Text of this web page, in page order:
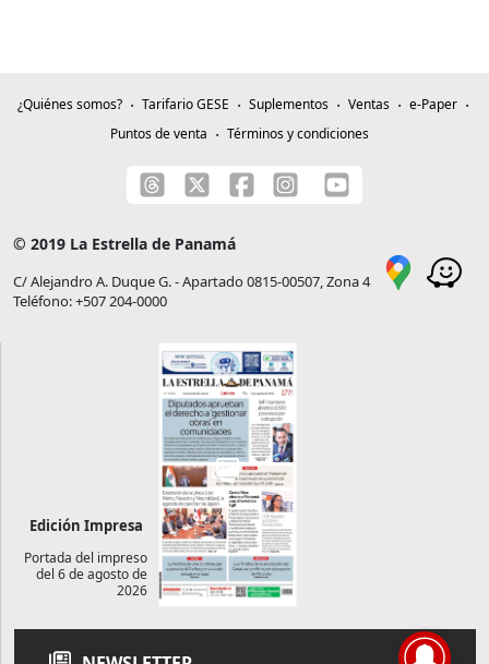
¿Quiénes somos? Tarifario GESE Suplementos Ventas
e-Paper
Puntos de venta
Términos y condiciones
© 2019 La Estrella de Panamá
C/ Alejandro A. Duque G. - Apartado 0815-00507, Zona 4
Teléfono: +507 204-0000
Edición Impresa
Portada del impreso
del 6 de agosto de
2026